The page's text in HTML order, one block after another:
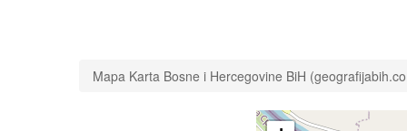
Mapa Karta Bosne i Hercegovine BiH